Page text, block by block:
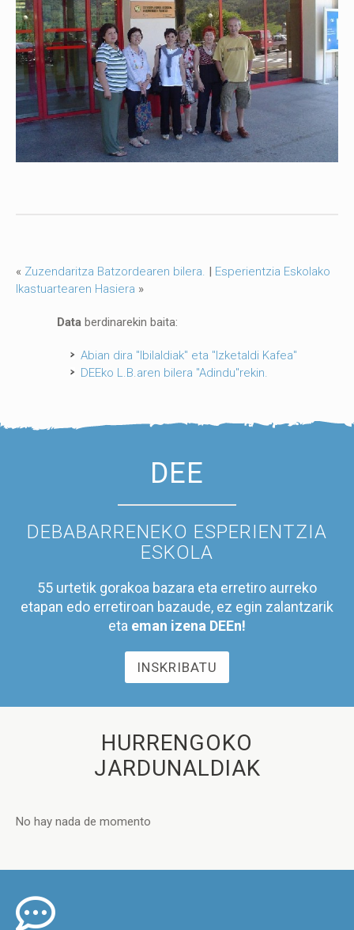
« Zuzendaritza Batzordearen bilera. | Esperientzia Eskolako
Ikastuartearen Hasiera »
Data berdinarekin baita:
Abian dira "Ibilaldiak" eta "Izketaldi Kafea"
DEEko L.B.aren bilera "Adindu"rekin.
DEE
DEBABARRENEKO ESPERIENTZIA
ESKOLA
55 urtetik gorakoa bazara eta erretiro aurreko
etapan edo erretiroan bazaude, ez egin zalantzarik
eta eman izena DEEn!
INSKRIBATU
HURRENGOKO
JARDUNALDIAK
No hay nada de momento